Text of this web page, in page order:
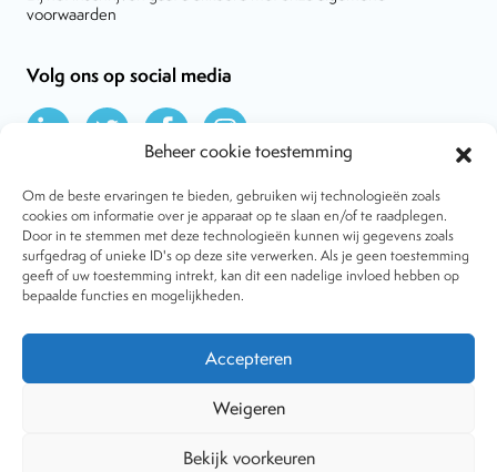
Beheer cookie toestemming
Om de beste ervaringen te bieden, gebruiken wij technologieën zoals
cookies om informatie over je apparaat op te slaan en/of te raadplegen.
Door in te stemmen met deze technologieën kunnen wij gegevens zoals
surfgedrag of unieke ID's op deze site verwerken. Als je geen toestemming
geeft of uw toestemming intrekt, kan dit een nadelige invloed hebben op
bepaalde functies en mogelijkheden.
Accepteren
Weigeren
Bekijk voorkeuren
voorwaarden
Volg ons op social media
Over VtdK
Contact
Nieuws
Behandelwijzen
Dossiers
Tijdschrift
Copyright © 2001-2026 Vereniging tegen de Kwakzalverij. Alle